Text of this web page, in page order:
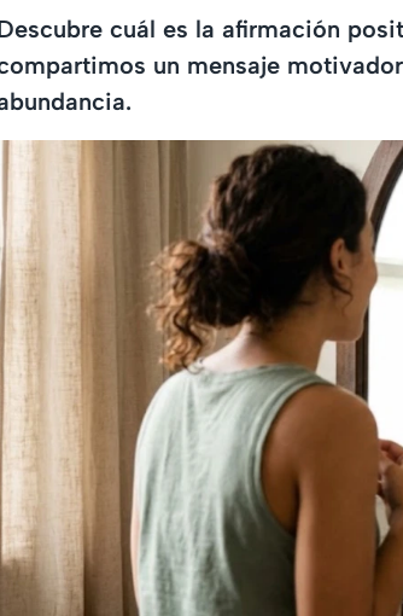
cuál es la afirmación
un mensaje